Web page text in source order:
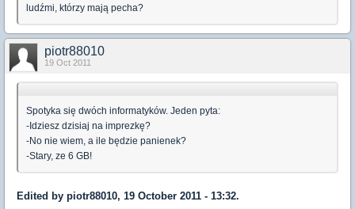
ludźmi, którzy mają pecha?
piotr88010
19 Oct 2011
Spotyka się dwóch informatyków. Jeden pyta:
-Idziesz dzisiaj na imprezkę?
-No nie wiem, a ile będzie panienek?
-Stary, ze 6 GB!
Edited by piotr88010, 19 October 2011 - 13:32.